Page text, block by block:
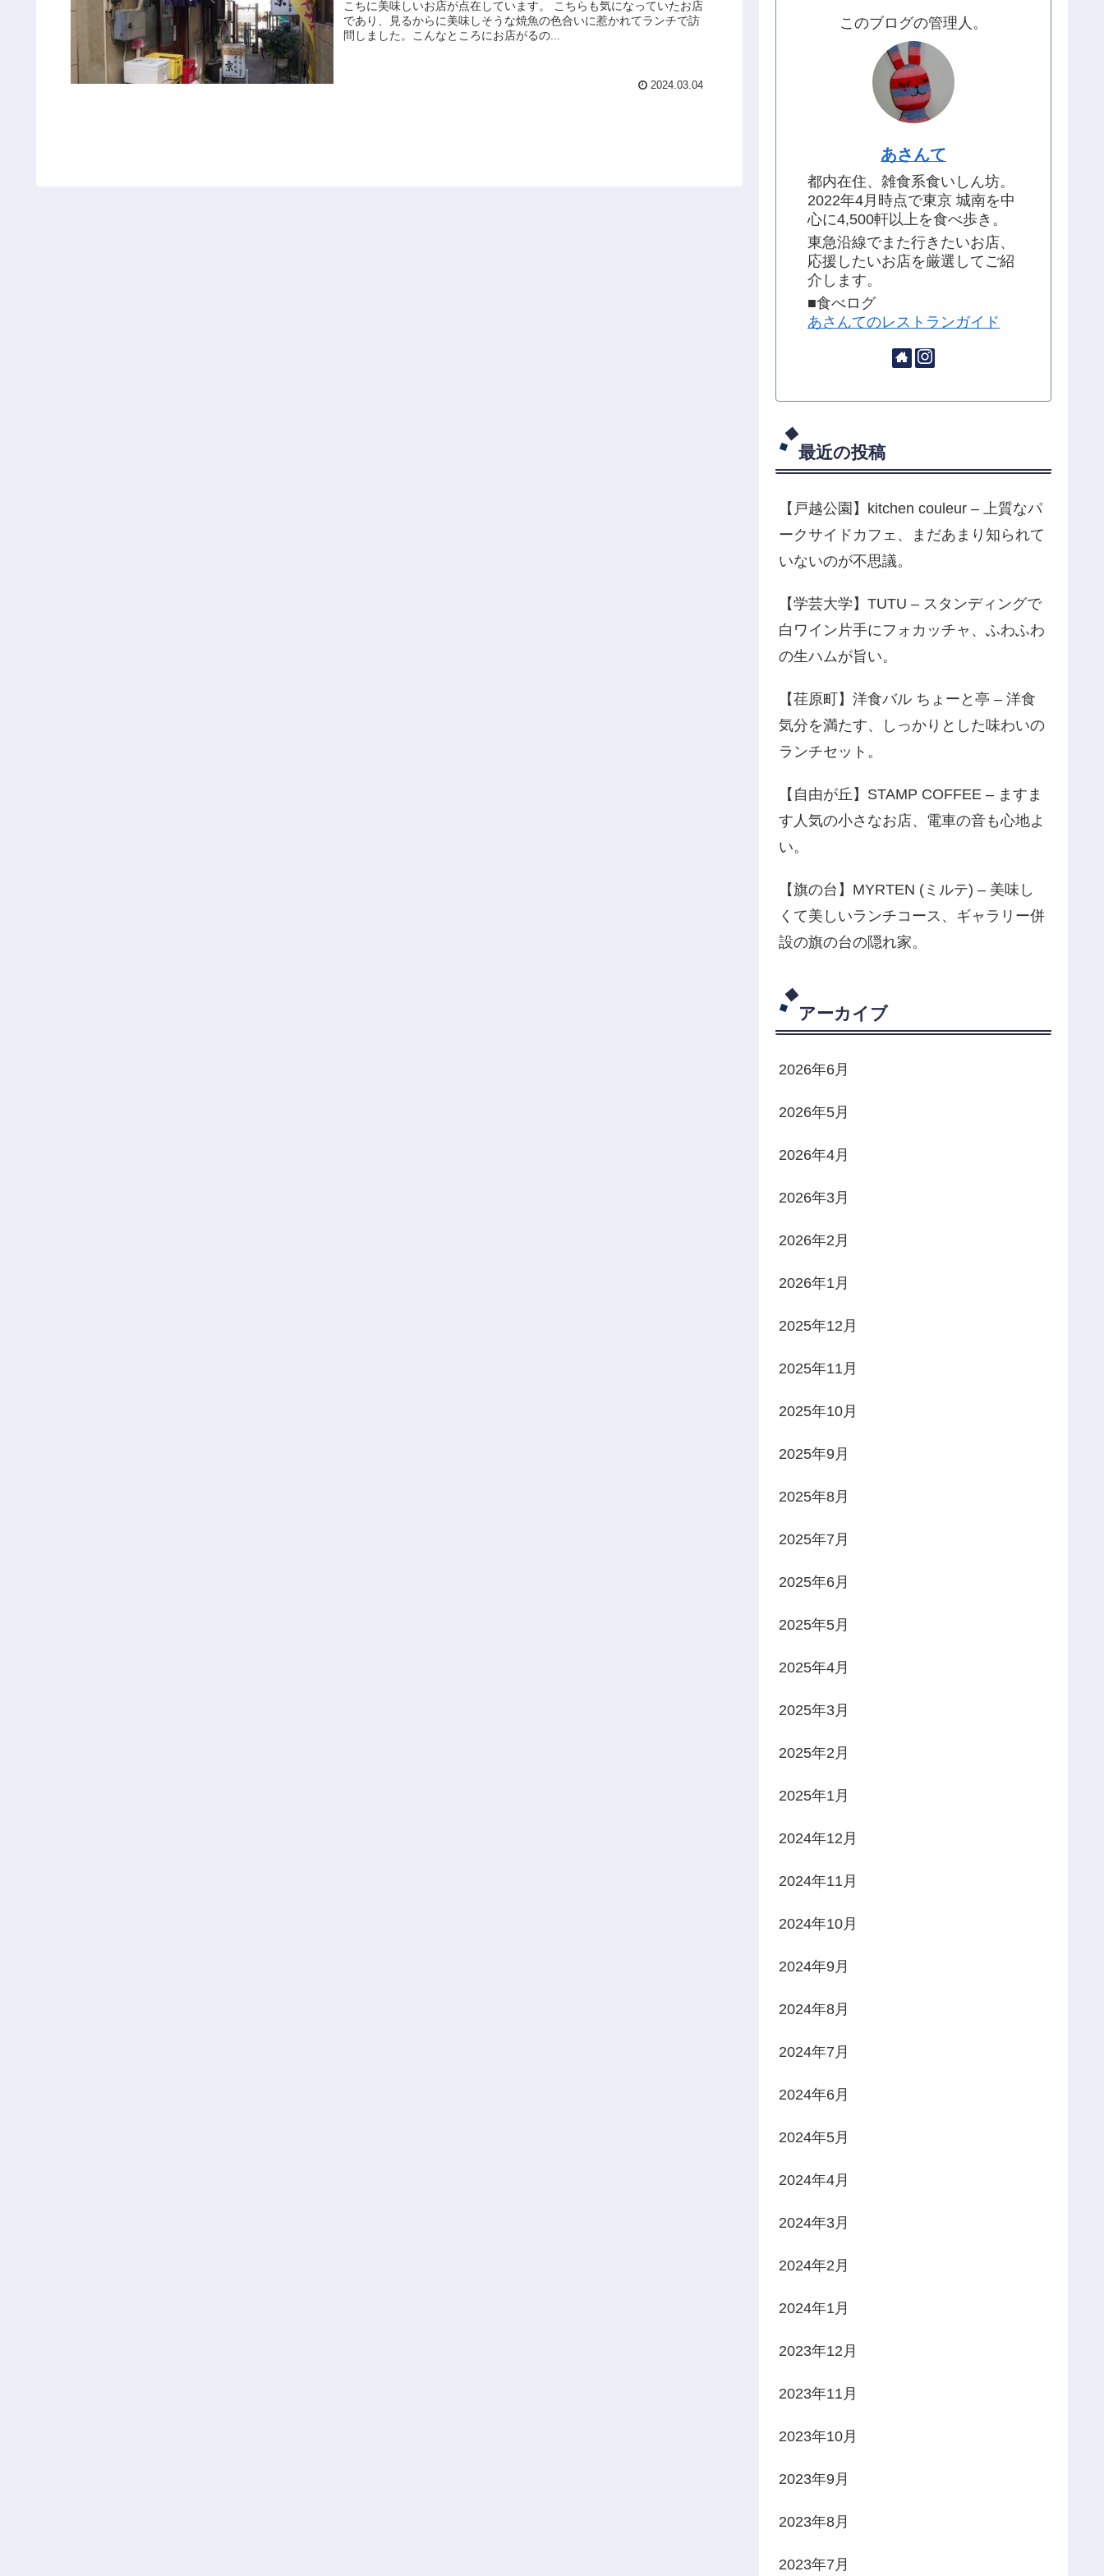
こちに美味しいお店が点在しています。 こちらも気になっていたお店
であり、見るからに美味しそうな焼魚の色合いに惹かれてランチで訪
問しました。こんなところにお店がるの...
2024.03.04
このブログの管理人。
あさんて
都内在住、雑食系食いしん坊。
2022年4月時点で東京 城南を中
心に4,500軒以上を食べ歩き。
東急沿線でまた行きたいお店、
応援したいお店を厳選してご紹
介します。
■食べログ
あさんてのレストランガイド
最近の投稿
【戸越公園】kitchen couleur – 上質なパ
ークサイドカフェ、まだあまり知られて
いないのが不思議。
【学芸大学】TUTU – スタンディングで
白ワイン片手にフォカッチャ、ふわふわ
の生ハムが旨い。
【荏原町】洋食バル ちょーと亭 – 洋食
気分を満たす、しっかりとした味わいの
ランチセット。
【自由が丘】STAMP COFFEE – ますま
す人気の小さなお店、電車の音も心地よ
い。
【旗の台】MYRTEN (ミルテ) – 美味し
くて美しいランチコース、ギャラリー併
設の旗の台の隠れ家。
アーカイブ
2026年6月
2026年5月
2026年4月
2026年3月
2026年2月
2026年1月
2025年12月
2025年11月
2025年10月
2025年9月
2025年8月
2025年7月
2025年6月
2025年5月
2025年4月
2025年3月
2025年2月
2025年1月
2024年12月
2024年11月
2024年10月
2024年9月
2024年8月
2024年7月
2024年6月
2024年5月
2024年4月
2024年3月
2024年2月
2024年1月
2023年12月
2023年11月
2023年10月
2023年9月
2023年8月
2023年7月